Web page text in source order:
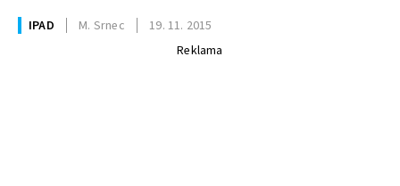
IPAD M. Srnec
19. 11. 2015
Reklama